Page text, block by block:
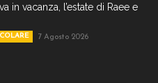
in vacanza, l’estate di Raee e
7 Agosto 2026